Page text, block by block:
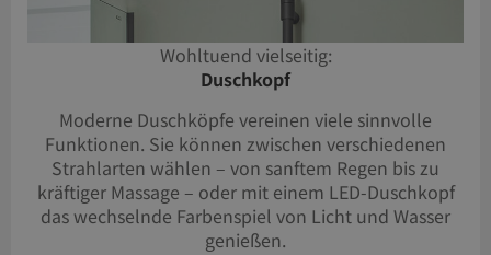
Wohltuend vielseitig:
Duschkopf
Moderne Duschköpfe vereinen viele sinnvolle
Funktionen. Sie können zwischen verschiedenen
Strahlarten wählen – von sanftem Regen bis zu
kräftiger Massage – oder mit einem LED-Duschkopf
das wechselnde Farbenspiel von Licht und Wasser
genießen.